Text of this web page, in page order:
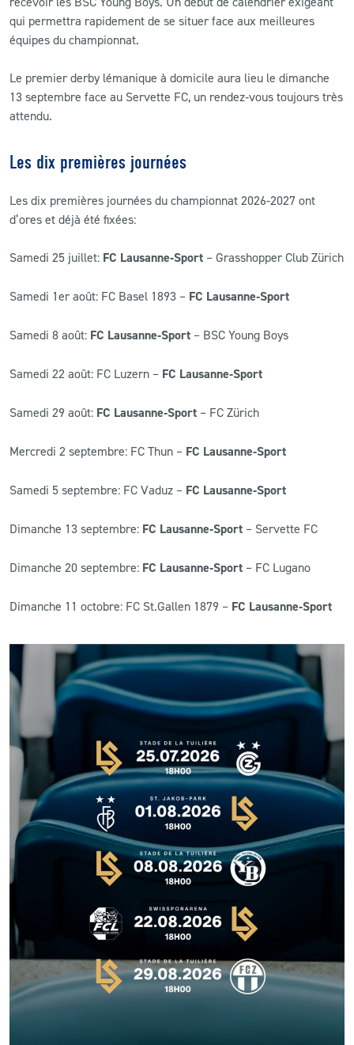
qui permettra rapidement de se situer face aux meilleures
équipes du championnat.
Le premier derby lémanique à domicile aura lieu le dimanche
13 septembre face au Servette FC, un rendez‑vous toujours très
attendu.
Les dix premières journées
Les dix premières journées du championnat 2026‑2027 ont
d’ores et déjà été fixées:
Samedi 25 juillet: FC Lausanne‑Sport – Grasshopper Club Zürich
Samedi 1er août: FC Basel 1893 – FC Lausanne‑Sport
Samedi 8 août: FC Lausanne‑Sport – BSC Young Boys
Samedi 22 août: FC Luzern – FC Lausanne‑Sport
Samedi 29 août: FC Lausanne‑Sport – FC Zürich
Mercredi 2 septembre: FC Thun – FC Lausanne‑Sport
Samedi 5 septembre: FC Vaduz – FC Lausanne‑Sport
Dimanche 13 septembre: FC Lausanne‑Sport – Servette FC
Dimanche 20 septembre: FC Lausanne‑Sport – FC Lugano
Dimanche 11 octobre: FC St.Gallen 1879 – FC Lausanne‑Sport